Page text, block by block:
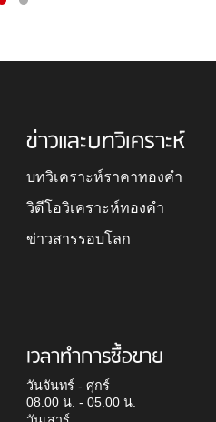
ข่าวและบทวิเคราะห์
บทวิเคราะห์ราคาทองคำ
วิดีโอวิเคราะห์ทองคำ
ข่าวสารรอบโลก
เวลาทำการซื้อขาย
วันจันทร์ - ศุกร์
08.00 น. - 05.00 น.